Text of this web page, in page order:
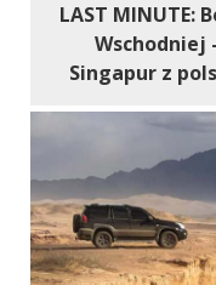
LAST MINUTE:
Wschodniej
Singapur z